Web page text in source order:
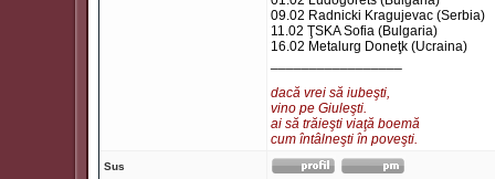
09.02 Radnicki Kragujevac (Serbia)
11.02 ŢSKA Sofia (Bulgaria)
16.02 Metalurg Doneţk (Ucraina)
dacă vrei să iubeşti,
vino pe Giuleşti.
ai să trăieşti viaţă boemă
cum întâlneşti în poveşti.
Sus